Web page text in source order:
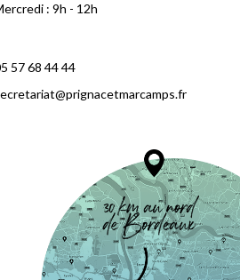
: 9h - 12h
57 68 44 44